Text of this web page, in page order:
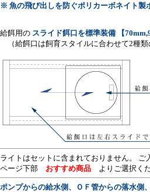
※ 魚の飛び出しを防ぐポリカーボネイト製
給餌用の スライド餌口を標準装備 【
（給餌口は飼育スタイルに合わせて2種類
ライトはセットに含まれておりません。 ご
ページ下部 おすすめ商品 よりご選択く
ポンプからの給水側、ＯＦ管からの落水側